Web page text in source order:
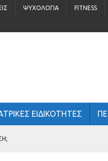
ΨΥΧΟΛΟΓΊΑ FITNESS
ΕΙΔΙΚΟΤΗΤΕΣ